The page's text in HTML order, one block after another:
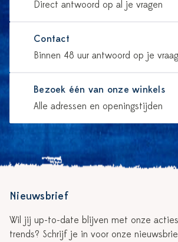
Direct antwoord op al je vragen
Contact
Binnen 48 uur antwoord op je vraag
Bezoek één van onze winkels
Alle adressen en openingstijden
Nieuwsbrief
Wil jij up-to-date blijven met onze
trends? Schrijf je in voor onze